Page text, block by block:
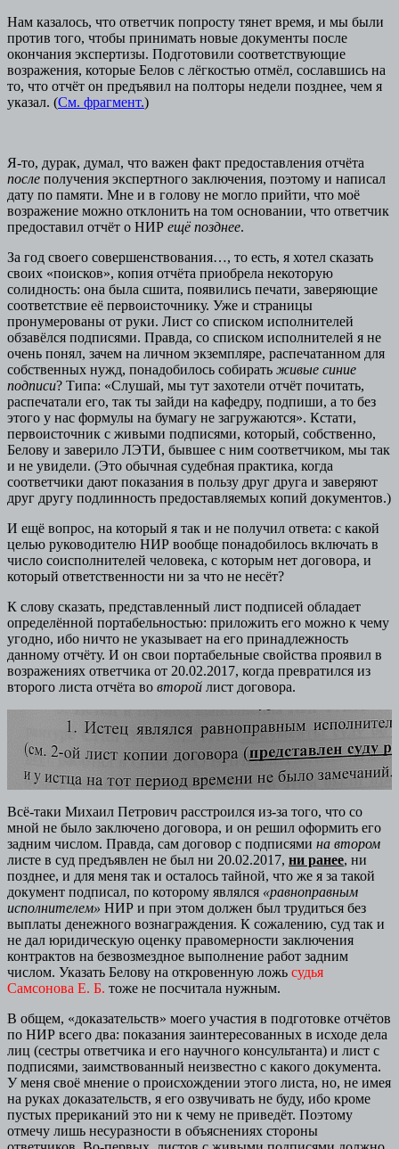
Нам казалось, что ответчик попросту тянет время, и мы были
против того, чтобы принимать новые документы после
окончания экспертизы. Подготовили соответствующие
возражения, которые Белов с лёгкостью отмёл, сославшись на
то, что отчёт он предъявил на полторы недели позднее, чем я
указал. (См. фрагмент.)
Я-то, дурак, думал, что важен факт предоставления отчёта
после получения экспертного заключения, поэтому и написал
дату по памяти. Мне и в голову не могло прийти, что моё
возражение можно отклонить на том основании, что ответчик
предоставил отчёт о НИР ещё позднее.
За год своего совершенствования…, то есть, я хотел сказать
своих «поисков», копия отчёта приобрела некоторую
солидность: она была сшита, появились печати, заверяющие
соответствие её первоисточнику. Уже и страницы
пронумерованы от руки. Лист со списком исполнителей
обзавёлся подписями. Правда, со списком исполнителей я не
очень понял, зачем на личном экземпляре, распечатанном для
собственных нужд, понадобилось собирать живые синие
подписи? Типа: «Слушай, мы тут захотели отчёт почитать,
распечатали его, так ты зайди на кафедру, подпиши, а то без
этого у нас формулы на бумагу не загружаются». Кстати,
первоисточник с живыми подписями, который, собственно,
Белову и заверило ЛЭТИ, бывшее с ним соответчиком, мы так
и не увидели. (Это обычная судебная практика, когда
соответчики дают показания в пользу друг друга и заверяют
друг другу подлинность предоставляемых копий документов.)
И ещё вопрос, на который я так и не получил ответа: с какой
целью руководителю НИР вообще понадобилось включать в
число соисполнителей человека, с которым нет договора, и
который ответственности ни за что не несёт?
К слову сказать, представленный лист подписей обладает
определённой портабельностью: приложить его можно к чему
угодно, ибо ничто не указывает на его принадлежность
данному отчёту. И он свои портабельные свойства проявил в
возражениях ответчика от 20.02.2017, когда превратился из
второго листа отчёта во второй лист договора.
Всё-таки Михаил Петрович расстроился из-за того, что со
мной не было заключено договора, и он решил оформить его
задним числом. Правда, сам договор с подписями на втором
листе в суд предъявлен не был ни 20.02.2017, ни ранее, ни
позднее, и для меня так и осталось тайной, что же я за такой
документ подписал, по которому являлся «равноправным
исполнителем» НИР и при этом должен был трудиться без
выплаты денежного вознаграждения. К сожалению, суд так и
не дал юридическую оценку правомерности заключения
контрактов на безвозмездное выполнение работ задним
числом. Указать Белову на откровенную ложь судья
Самсонова Е. Б. тоже не посчитала нужным.
В общем, «доказательств» моего участия в подготовке отчётов
по НИР всего два: показания заинтересованных в исходе дела
лиц (сестры ответчика и его научного консультанта) и лист с
подписями, заимствованный неизвестно с какого документа.
У меня своё мнение о происхождении этого листа, но, не имея
на руках доказательств, я его озвучивать не буду, ибо кроме
пустых прериканий это ни к чему не приведёт. Поэтому
отмечу лишь несуразности в объяснениях стороны